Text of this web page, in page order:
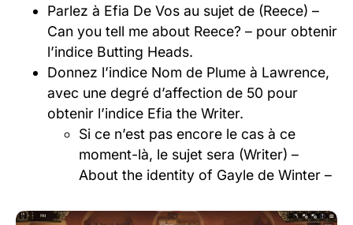
Parlez à Efia De Vos au sujet de (Reece) –
Can you tell me about Reece? – pour obtenir
l’indice Butting Heads.
Donnez l’indice Nom de Plume à Lawrence,
avec une degré d’affection de 50 pour
obtenir l’indice Efia the Writer.
Si ce n’est pas encore le cas à ce
moment-là, le sujet sera (Writer) –
About the identity of Gayle de Winter –